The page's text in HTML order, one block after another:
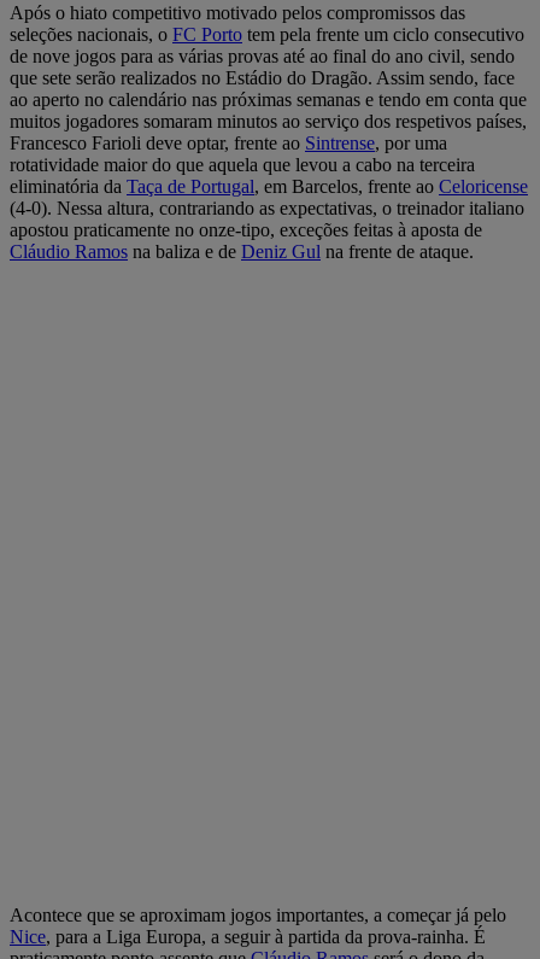
Após o hiato competitivo motivado pelos compromissos das
seleções nacionais, o FC Porto tem pela frente um ciclo consecutivo
de nove jogos para as várias provas até ao final do ano civil, sendo
que sete serão realizados no Estádio do Dragão. Assim sendo, face
ao aperto no calendário nas próximas semanas e tendo em conta que
muitos jogadores somaram minutos ao serviço dos respetivos países,
Francesco Farioli deve optar, frente ao Sintrense, por uma
rotatividade maior do que aquela que levou a cabo na terceira
eliminatória da Taça de Portugal, em Barcelos, frente ao Celoricense
(4-0). Nessa altura, contrariando as expectativas, o treinador italiano
apostou praticamente no onze-tipo, exceções feitas à aposta de
Cláudio Ramos na baliza e de Deniz Gul na frente de ataque.
Acontece que se aproximam jogos importantes, a começar já pelo
Nice, para a Liga Europa, a seguir à partida da prova-rainha. É